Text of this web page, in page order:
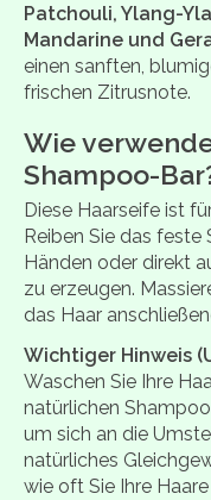
Patchouli, Ylang-
Mandarine und
einen sanften,
frischen Zitrusnote.
Wie
Shampoo-
Diese Haarseife ist
Reiben Sie das
Händen oder direkt
zu erzeugen.
das Haar
Wichtiger Hinweis
Waschen Sie Ihre
natürlichen
um sich an die
natürliches
wie oft Sie Ihre